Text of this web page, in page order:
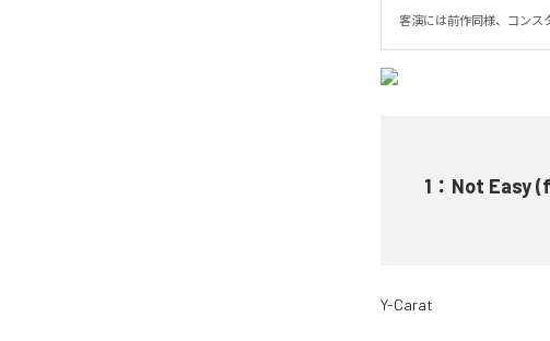
客演には前作同様、コンス
1 ： Not Easy
Y-Carat